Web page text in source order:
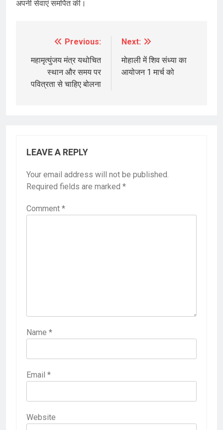
अपनी सेवाएं समर्पित की।
navigation
Previous:
महामृत्युंजय मंत्र यथोचित
स्थान और समय पर
पवित्रता से चाहिए बोलना
Next:
मोहाली में शिव संध्या का
आयोजन 1 मार्च को
LEAVE A REPLY
Your email address will not be published.
Required fields are marked *
Comment *
Name *
Email *
Website